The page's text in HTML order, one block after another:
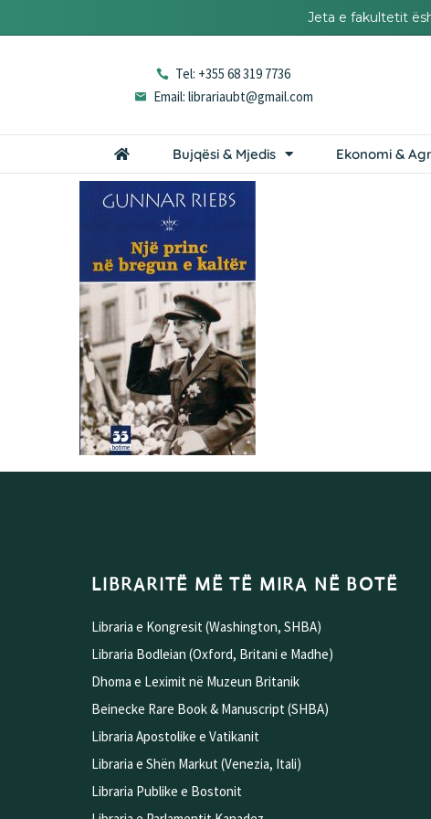
Jeta e fakultetit
Tel: +355 68 319 7736
Email: librariaubt@gmail.com
Bujqësi & Mjedis Ekonomi &
LIBRARITË MË TË MIRA NË BOTË
Libraria e Kongresit (Washington, SHBA)
Libraria Bodleian (Oxford, Britani e Madhe)
Dhoma e Leximit në Muzeun Britanik
Beinecke Rare Book & Manuscript (SHBA)
Libraria Apostolike e Vatikanit
Libraria e Shën Markut (Venezia, Itali)
Libraria Publike e Bostonit